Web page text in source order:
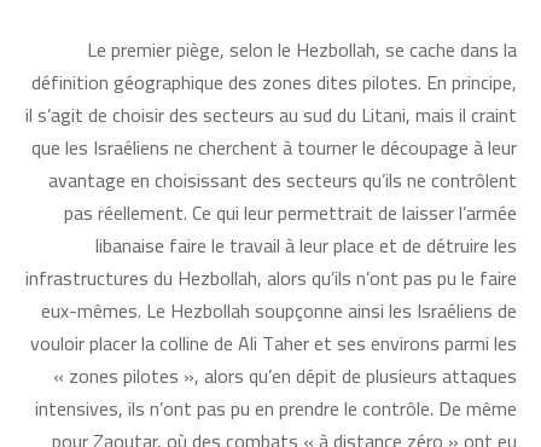
Le premier piège, selon le Hezbollah, se cache dans la
définition géographique des zones dites pilotes. En principe,
il s’agit de choisir des secteurs au sud du Litani, mais il craint
que les Israéliens ne cherchent à tourner le découpage à leur
avantage en choisissant des secteurs qu’ils ne contrôlent
pas réellement. Ce qui leur permettrait de laisser l’armée
libanaise faire le travail à leur place et de détruire les
infrastructures du Hezbollah, alors qu’ils n’ont pas pu le faire
eux-mêmes. Le Hezbollah soupçonne ainsi les Israéliens de
vouloir placer la colline de Ali Taher et ses environs parmi les
« zones pilotes », alors qu’en dépit de plusieurs attaques
intensives, ils n’ont pas pu en prendre le contrôle. De même